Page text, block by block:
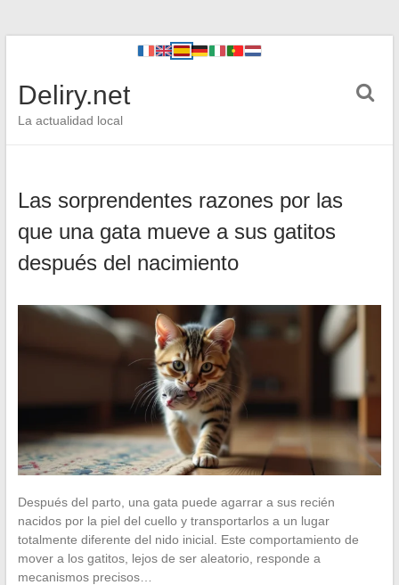
Deliry.net
La actualidad local
Las sorprendentes razones por las
que una gata mueve a sus gatitos
después del nacimiento
Después del parto, una gata puede agarrar a sus recién
nacidos por la piel del cuello y transportarlos a un lugar
totalmente diferente del nido inicial. Este comportamiento de
mover a los gatitos, lejos de ser aleatorio, responde a
mecanismos precisos…